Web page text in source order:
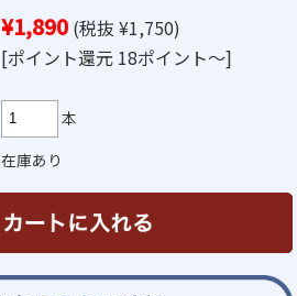
¥1,890 (税抜 ¥1,750)
[ポイント還元 18ポイント～]
本
在庫あり